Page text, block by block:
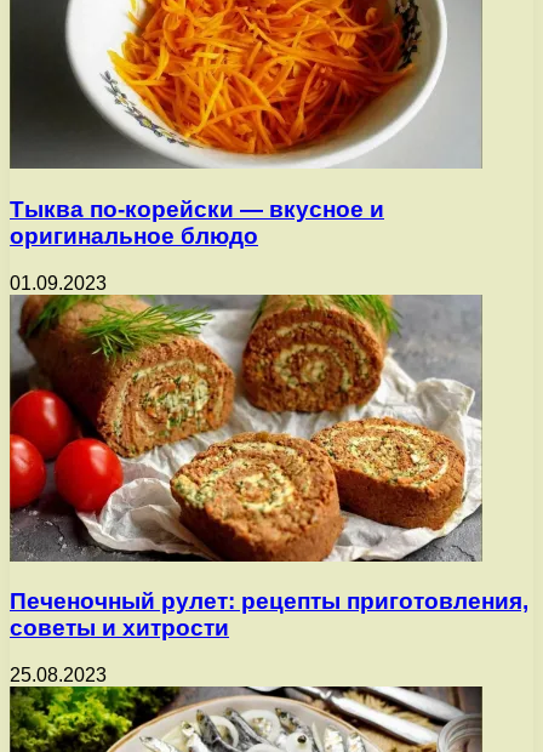
Тыква по-корейски — вкусное и
оригинальное блюдо
01.09.2023
Печеночный рулет: рецепты приготовления,
советы и хитрости
25.08.2023